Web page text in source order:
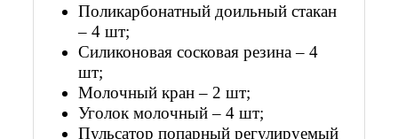
Поликарбонатный доильный стакан
– 4 шт;
Силиконовая сосковая резина – 4
шт;
Молочный кран – 2 шт;
Уголок молочный – 4 шт;
Пульсатор попарный регулируемый